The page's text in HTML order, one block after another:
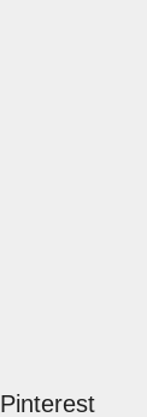
Pinterest